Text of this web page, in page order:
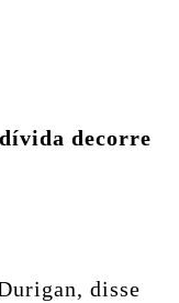
decorre
disse